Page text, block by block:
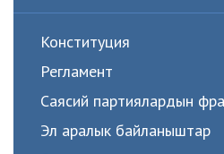
Конституция
Регламент
Саясий партиялардын
Эл аралык байланыштар